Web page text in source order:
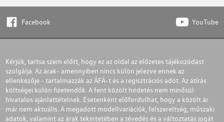
Facebook YouTube
Kérjük, tartsa szem előtt, hogy ez az oldal az előzetes tájékozódást
szolgálja. Az árak- amennyiben nincs külön jelezve ennek az
ellenkezője - tartalmazzák az ÁFÁ-t és a regisztrációs adót. Az átírás
költségei külön fizetendők. A fent közölt hirdetés nem minősül
hivatalos ajánlattételnek. Esetenként előfordulhat, hogy a közölt ár
már nem aktuális. A megadott modellvariációk, felszereltség, műszaki
adatok, valamint az árak tekintetében a tévedés és a változtatás jogát